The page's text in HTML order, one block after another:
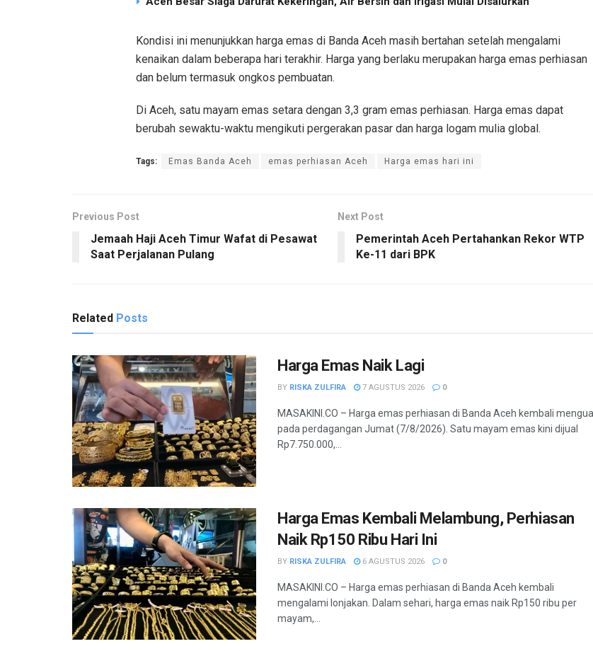
Kondisi ini menunjukkan harga emas di Banda Aceh masih bertahan setelah mengalami
kenaikan dalam beberapa hari terakhir. Harga yang berlaku merupakan harga emas perhiasan
dan belum termasuk ongkos pembuatan.
Di Aceh, satu mayam emas setara dengan 3,3 gram emas perhiasan. Harga emas dapat
berubah sewaktu-waktu mengikuti pergerakan pasar dan harga logam mulia global.
Tags: Emas Banda Aceh emas perhiasan Aceh Harga emas hari ini
Previous Post
Jemaah Haji Aceh Timur Wafat di Pesawat
Saat Perjalanan Pulang
Next Post
Pemerintah Aceh Pertahankan Rekor WTP
Ke-11 dari BPK
Related Posts
Harga Emas Naik Lagi
BY RISKA ZULFIRA 7 AGUSTUS 2026 0
MASAKINI.CO – Harga emas perhiasan di Banda Aceh kembali
pada perdagangan Jumat (7/8/2026). Satu mayam emas kini dijual
Rp7.750.000,...
Harga Emas Kembali Melambung, Perhiasan
Naik Rp150 Ribu Hari Ini
BY RISKA ZULFIRA 6 AGUSTUS 2026 0
MASAKINI.CO – Harga emas perhiasan di Banda Aceh kembali
mengalami lonjakan. Dalam sehari, harga emas naik Rp150 ribu per
mayam,...